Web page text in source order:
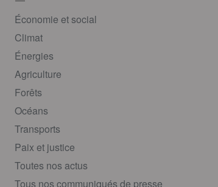
Économie et social
Climat
Énergies
Agriculture
Forêts
Océans
Transports
Paix et justice
Toutes nos actus
Tous nos communiqués de presse